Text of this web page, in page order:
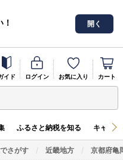
開く
イド ログイン お気に入り カート
ふるさと納税を知る キャン
さがす 近畿地方 京都府亀